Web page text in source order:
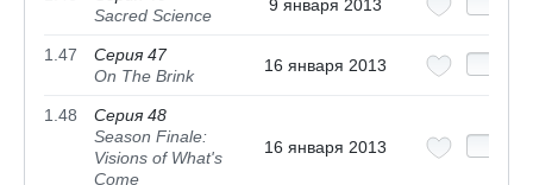
Sacred Science
9 января 2013
1.47
Серия 47
On The Brink
16 января 2013
1.48
Серия 48
Season Finale:
Visions of What's
Come
16 января 2013